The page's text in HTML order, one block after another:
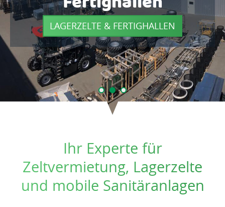
ZU DEN SANITÄRANLAGEN
Ihr Experte für
Zeltvermietung, Lagerzelte
und mobile Sanitäranlagen